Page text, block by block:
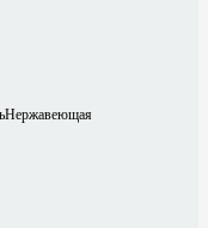
Нержавеющая